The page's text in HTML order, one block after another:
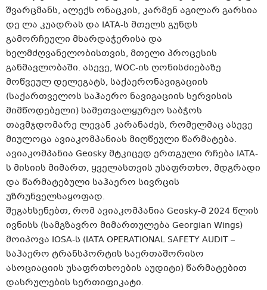
შვარცმანს, ალექს ონაცკის, კარმენ აგილარ გარსია
დე ლა კუადრას და IATA-ს მთელს გუნდს
გამორჩეული მხარდაჭერისა და
ხელმძღვანელობისთვის, მთელი პროცესის
განმავლობაში. ასევე, WOC-ის ღონისძიებაზე
მოწვეულ დელეგატს, საქაერონავიგაციის
(საქართველოს საჰაერო ნავიგაციის სერვისის
მიმწოდებელი) სამეთვალყურეო საბჭოს
თავმჯდომარე ლევან კარანაძეს, რომელმაც ასევე
მიულოცა ავიაკომპანიას მიღწეული წარმატება.
ავიაკომპანია Geosky მტკიცედ ერთგული რჩება IATA-
ს მისიის მიმართ, ყველასთვის უსაფრთხო, მდგრადი
და წარმატებული საჰაერო სივრცის
უზრუნველსაყოფად.
შეგახსენებთ, რომ ავიაკომპანია Geosky-მ 2024 წლის
ივნისს (სამგზავრო მიმართულება Georgian Wings)
მოიპოვა IOSA-ს (IATA OPERATIONAL SAFETY AUDIT –
საჰაერო ტრანსპორტის საერთაშორისო
ასოციაციის უსაფრთხოების აუდიტი) წარმატებით
დასრულების სერთიფიკატი.